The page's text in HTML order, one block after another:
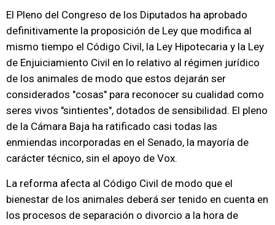
El Pleno del Congreso de los Diputados ha aprobado
definitivamente la proposición de Ley que modifica al
mismo tiempo el Código Civil, la Ley Hipotecaria y la Ley
de Enjuiciamiento Civil en lo relativo al régimen jurídico
de los animales de modo que estos dejarán ser
considerados "cosas" para reconocer su cualidad como
seres vivos "sintientes", dotados de sensibilidad. El pleno
de la Cámara Baja ha ratificado casi todas las
enmiendas incorporadas en el Senado, la mayoría de
carácter técnico, sin el apoyo de Vox.
La reforma afecta al Código Civil de modo que el
bienestar de los animales deberá ser tenido en cuenta en
los procesos de separación o divorcio a la hora de